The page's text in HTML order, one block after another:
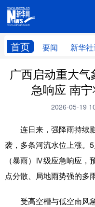
首页 要闻 新华
广西频道
要闻 新华社记
新华网导航
学习进行时 高层
广西启动重大
急响应 南
2026-05-19
连日来，强降雨持续
袭，多条河流水位上涨。
（暴雨）Ⅳ级应急响应，
点分散、局地雨势强的多
受高空槽与低空南风